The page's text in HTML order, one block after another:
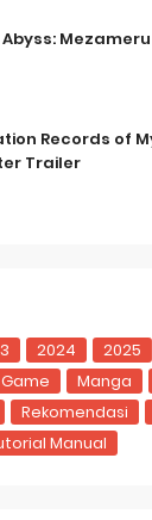
Records of
Trailer
2024 2025
Game Manga
Rekomendasi
Manual